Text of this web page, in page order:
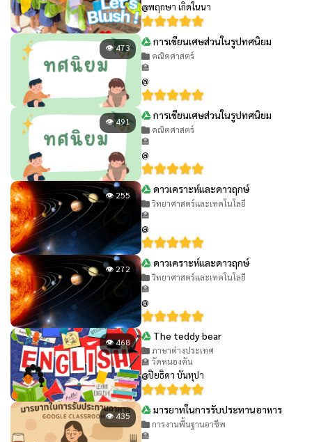
@พฤกษา เกิดในนา
👁 473 การเขียนเศษส่วนในรูปทศนิยม
คณิตศาสตร์
🏫
@
👁 491 การเขียนเศษส่วนในรูปทศนิยม
คณิตศาสตร์
🏫
@
👁 255 ดาวเคราะห์และดาวฤกษ์
วิทยาศาสตร์และเทคโนโลยี
🏫
@
👁 272 ดาวเคราะห์และดาวฤกษ์
วิทยาศาสตร์และเทคโนโลยี
🏫
@
👁 468 The teddy bear
ภาษาต่างประเทศ
🏫 วัดหนองคัน
@ปิยธิดา บันทุปา
👁 435 มารยาทในการรับประทานอาหาร
การงานพื้นฐานอาชีพ
🏫